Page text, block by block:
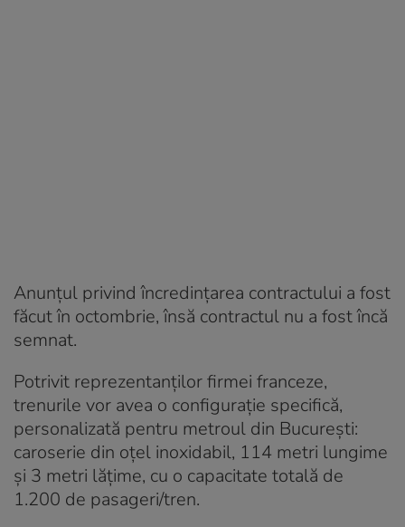
Anunțul privind încredințarea contractului a fost
făcut în octombrie, însă contractul nu a fost încă
semnat.
Potrivit reprezentanților firmei franceze,
trenurile vor avea o configurație specifică,
personalizată pentru metroul din București:
caroserie din oțel inoxidabil, 114 metri lungime
și 3 metri lățime, cu o capacitate totală de
1.200 de pasageri/tren.